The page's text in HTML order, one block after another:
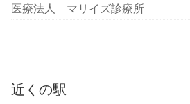
医療法人 マリイズ診療所
近くの駅